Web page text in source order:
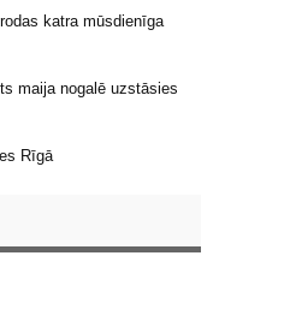
katra mūsdienīga
maija nogalē uzstāsies
Rīgā